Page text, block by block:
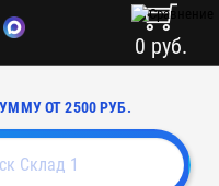
ОТ 2500 РУБ.
0 руб.